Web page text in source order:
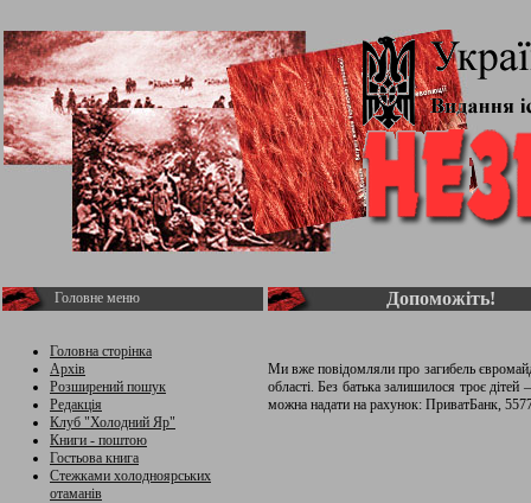
Головне меню
Головна сторінка
Архів
Розширений пошук
Редакція
Клуб "Холодний Яр"
Книги - поштою
Гостьова книга
Стежками холодноярських
отаманів
Допоможіть!
Ми вже повідомляли про загибель
області. Без батька залишилося троє дітей
можна надати на рахунок: ПриватБанк,